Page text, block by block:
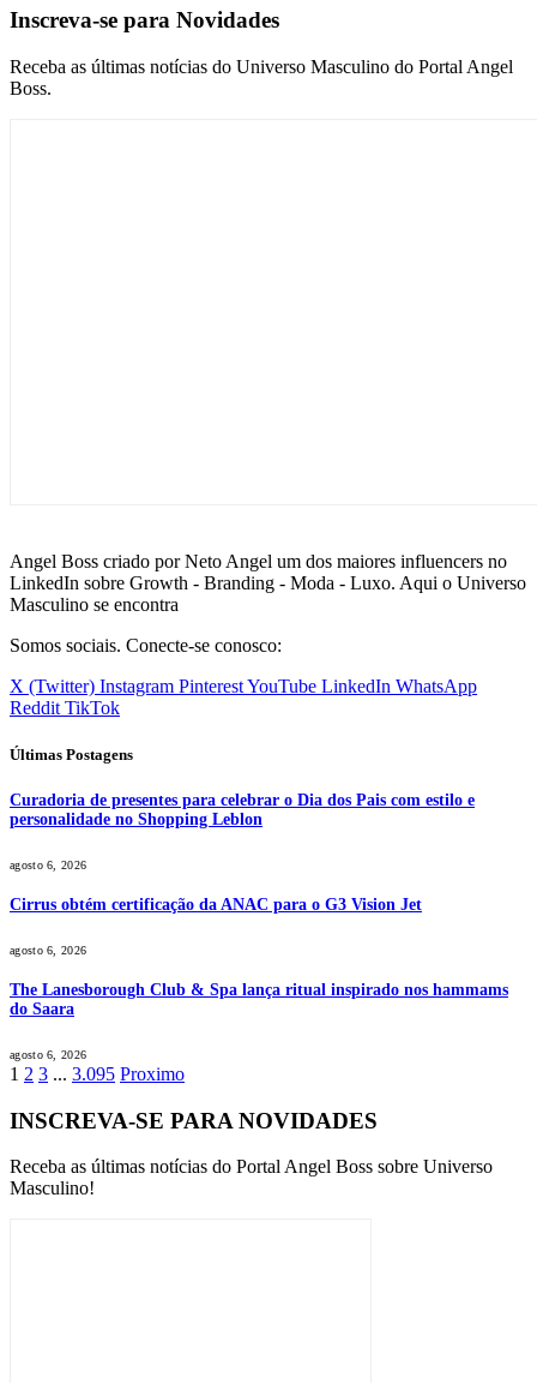
Inscreva-se para Novidades
Receba as últimas notícias do Universo Masculino do Portal Angel
Boss.
Angel Boss criado por Neto Angel um dos maiores influencers no
LinkedIn sobre Growth - Branding - Moda - Luxo. Aqui o Universo
Masculino se encontra
Somos sociais. Conecte-se conosco:
X (Twitter) Instagram PinterestYouTube LinkedIn WhatsApp
Reddit TikTok
Últimas Postagens
Curadoria de presentes para celebrar o Dia dos Pais com estilo e
personalidade no Shopping Leblon
agosto 6, 2026
Cirrus obtém certificação da ANAC para o G3 Vision Jet
agosto 6, 2026
The Lanesborough Club & Spa lança ritual inspirado nos hammams
do Saara
agosto 6, 2026
1 2 3 ... 3.095 Proximo
INSCREVA-SE PARA NOVIDADES
Receba as últimas notícias do Portal Angel Boss sobre Universo
Masculino!